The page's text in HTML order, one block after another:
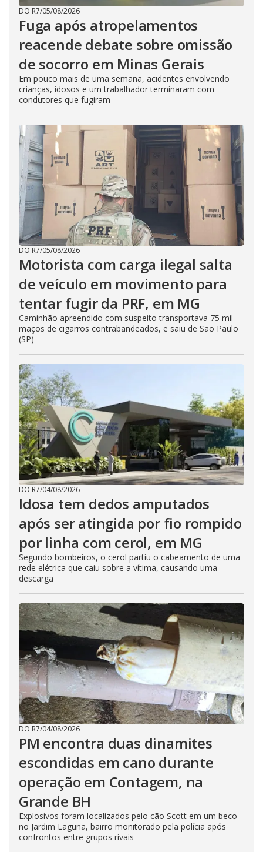
DO R7/05/08/2026
Fuga após atropelamentos
reacende debate sobre omissão
de socorro em Minas Gerais
Em pouco mais de uma semana, acidentes envolvendo
crianças, idosos e um trabalhador terminaram com
condutores que fugiram
DO R7/05/08/2026
Motorista com carga ilegal salta
de veículo em movimento para
tentar fugir da PRF, em MG
Caminhão apreendido com suspeito transportava 75 mil
maços de cigarros contrabandeados, e saiu de São Paulo
(SP)
DO R7/04/08/2026
Idosa tem dedos amputados
após ser atingida por fio rompido
por linha com cerol, em MG
Segundo bombeiros, o cerol partiu o cabeamento de uma
rede elétrica que caiu sobre a vítima, causando uma
descarga
DO R7/04/08/2026
PM encontra duas dinamites
escondidas em cano durante
operação em Contagem, na
Grande BH
Explosivos foram localizados pelo cão Scott em um beco
no Jardim Laguna, bairro monitorado pela polícia após
confrontos entre grupos rivais